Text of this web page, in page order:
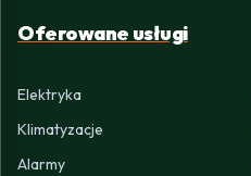
Oferowane usługi
Elektryka
Klimatyzacje
Alarmy